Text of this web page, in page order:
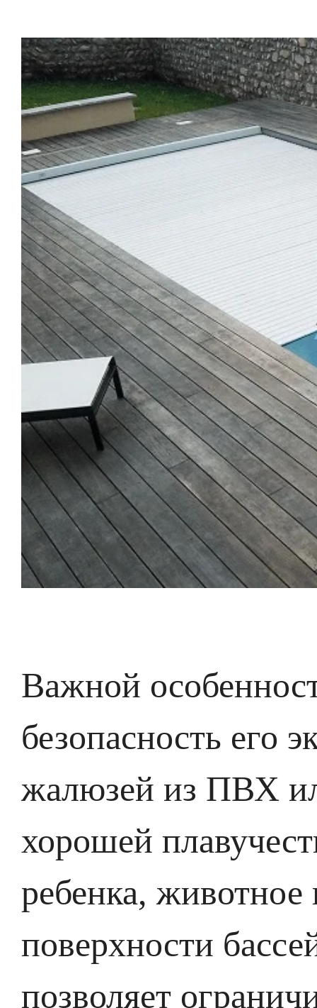
Важной
безопасность его
жалюзей из ПВХ
хорошей
ребенка, животное
поверхности
позволяет